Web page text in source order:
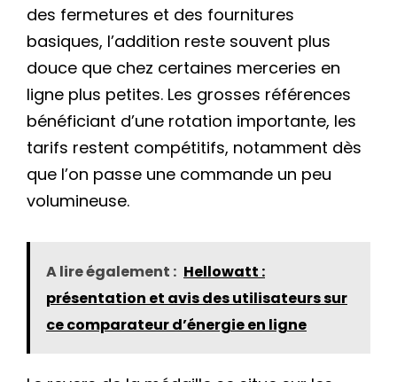
des fermetures et des fournitures
basiques, l’addition reste souvent plus
douce que chez certaines merceries en
ligne plus petites. Les grosses références
bénéficiant d’une rotation importante, les
tarifs restent compétitifs, notamment dès
que l’on passe une commande un peu
volumineuse.
A lire également : Hellowatt :
présentation et avis des utilisateurs sur
ce comparateur d’énergie en ligne